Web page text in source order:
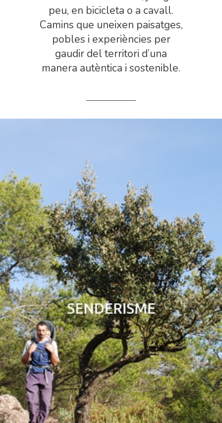
peu, en bicicleta o a cavall.
Camins que uneixen paisatges,
pobles i experiències per
gaudir del territori d’una
manera autèntica i sostenible.